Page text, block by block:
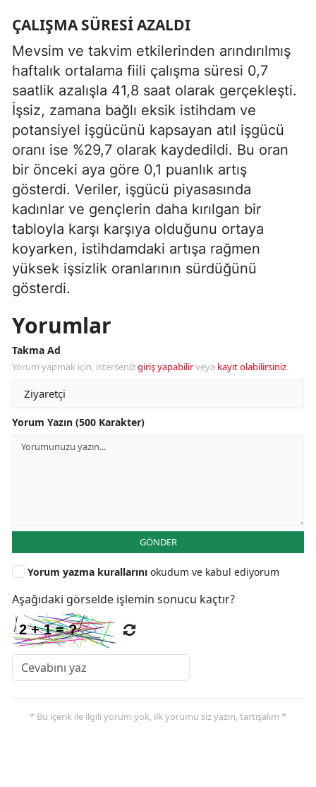
ÇALIŞMA SÜRESI AZALDI
Mevsim ve takvim etkilerinden arındırılmış
haftalık ortalama fiili çalışma süresi 0,7
saatlik azalışla 41,8 saat olarak gerçekleşti.
İşsiz, zamana bağlı eksik istihdam ve
potansiyel işgücünü kapsayan atıl işgücü
oranı ise %29,7 olarak kaydedildi. Bu oran
bir önceki aya göre 0,1 puanlık artış
gösterdi. Veriler, işgücü piyasasında
kadınlar ve gençlerin daha kırılgan bir
tabloyla karşı karşıya olduğunu ortaya
koyarken, istihdamdaki artışa rağmen
yüksek işsizlik oranlarının sürdüğünü
gösterdi.
Yorumlar
Takma Ad
Yorum yapmak için, istersenizgiriş yapabilirveya kayıt olabilirsiniz.
Yorum Yazın (500 Karakter)
GÖNDER
Yorum yazma kurallarını okudum ve kabul ediyorum
Aşağıdaki görselde işlemin sonucu kaçtır?
* Bu içerik ile ilgili yorum yok, ilk yorumu siz yazın, tartışalım *